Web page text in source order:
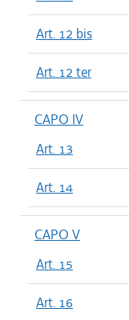
Art. 12 bis
Art. 12 ter
CAPO IV
Art. 13
Art. 14
CAPO V
Art. 15
Art. 16